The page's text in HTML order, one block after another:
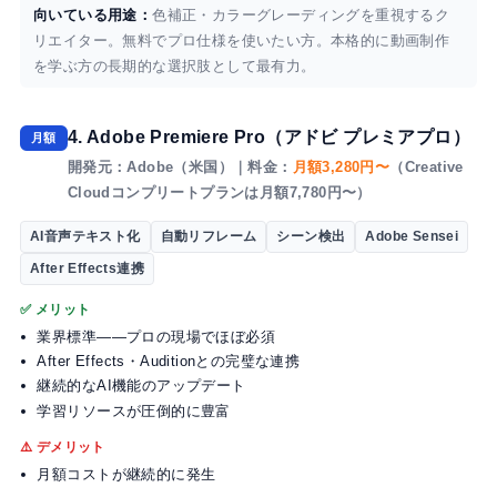
向いている用途：色補正・カラーグレーディングを重視するク
リエイター。無料でプロ仕様を使いたい方。本格的に動画制作
を学ぶ方の長期的な選択肢として最有力。
月額 4. Adobe Premiere Pro（アドビ プレミアプロ）
開発元：Adobe（米国）｜料金： 月額3,280円〜 （Creative
Cloudコンプリートプランは月額7,780円〜）
AI音声テキスト化 自動リフレーム シーン検出 Adobe Sensei
After Effects連携
✅ メリット
業界標準——プロの現場でほぼ必須
After Effects・Auditionとの完璧な連携
継続的なAI機能のアップデート
学習リソースが圧倒的に豊富
⚠️ デメリット
月額コストが継続的に発生